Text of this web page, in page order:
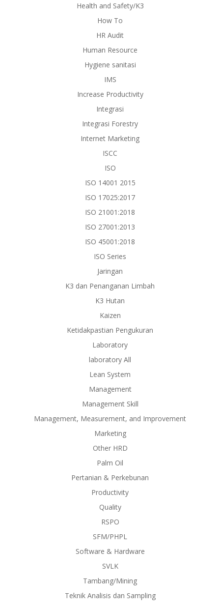
Health and Safety/K3
How To
HR Audit
Human Resource
Hygiene sanitasi
IMS
Increase Productivity
Integrasi
Integrasi Forestry
Internet Marketing
ISCC
ISO
ISO 14001 2015
ISO 17025:2017
ISO 21001:2018
ISO 27001:2013
ISO 45001:2018
ISO Series
Jaringan
K3 dan Penanganan Limbah
K3 Hutan
Kaizen
Ketidakpastian Pengukuran
Laboratory
laboratory All
Lean System
Management
Management Skill
Management, Measurement, and Improvement
Marketing
Other HRD
Palm Oil
Pertanian & Perkebunan
Productivity
Quality
RSPO
SFM/PHPL
Software & Hardware
SVLK
Tambang/Mining
Teknik Analisis dan Sampling